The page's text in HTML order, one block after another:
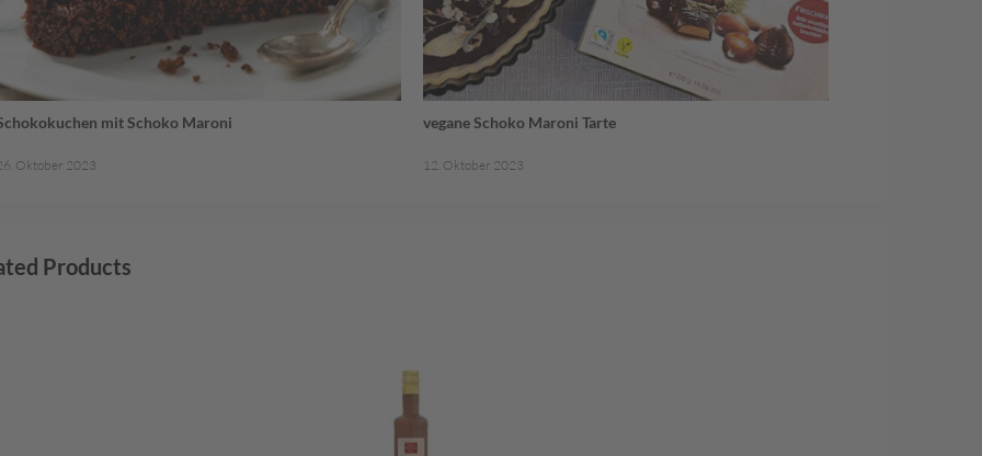
mit Schoko Maroni
Oktober 2023
vegane Schoko Maroni Tarte
12. Oktober 2023
Products